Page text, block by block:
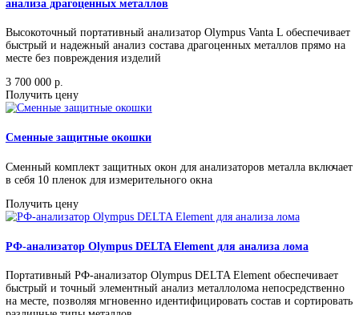
Поддержка пользовательских калибровок
Сертификация:
СИ РФ
Гарантия, мес.
Пробоподготовка
Количество образцов для анализа
Товаров:22Применить
Портативные анализаторы - Стационарные анализаторы
спектрометры Испытательные машины Оборудование для
металлографии Лабораторные и промышленные микроскопы
для ультразвукового контроля
Оборудование для